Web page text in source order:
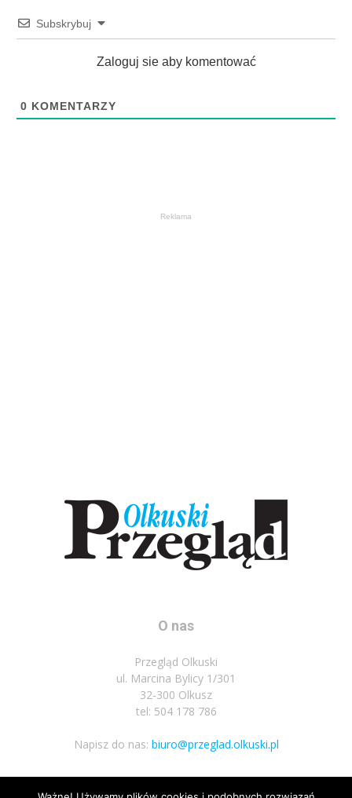
Subskrybuj
Zaloguj sie aby komentować
0 KOMENTARZY
Reklama
O nas
Przegląd Olkuski
ul. Marcina Bylicy 1/301
32-300 Olkusz
tel: 504 178 786
Napisz do nas: biuro@przeglad.olkuski.pl